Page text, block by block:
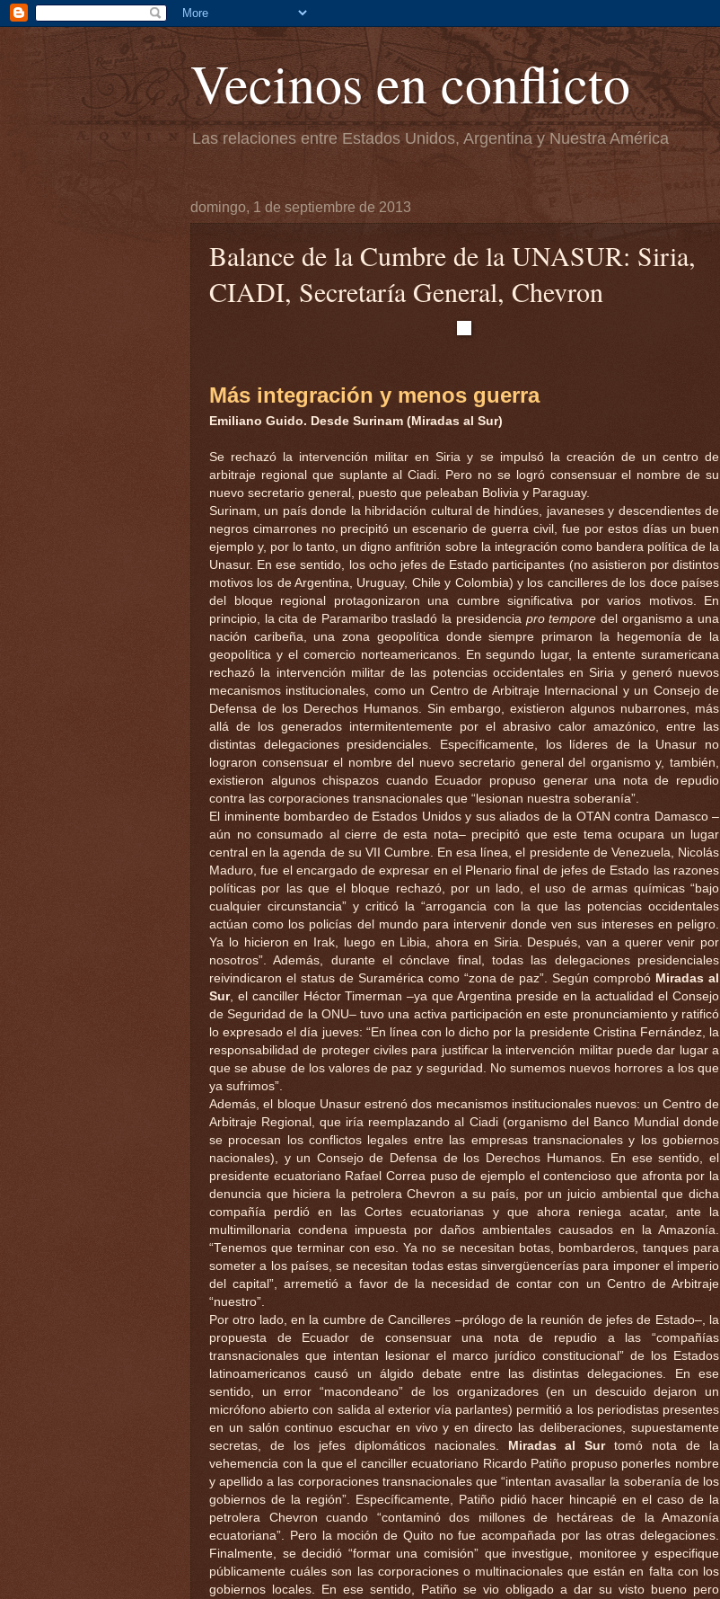
Vecinos en conflicto
Las relaciones entre Estados Unidos, Argentina y Nuestra América
domingo, 1 de septiembre de 2013
Balance de la Cumbre de la UNASUR: Siria,
CIADI, Secretaría General, Chevron
Más integración y menos guerra
Emiliano Guido. Desde Surinam (Miradas al Sur)
Se rechazó la intervención militar en Siria y se impulsó la creación de un centro de
arbitraje regional que suplante al Ciadi. Pero no se logró consensuar el nombre de su
nuevo secretario general, puesto que peleaban Bolivia y Paraguay.
Surinam, un país donde la hibridación cultural de hindúes, javaneses y descendientes de
negros cimarrones no precipitó un escenario de guerra civil, fue por estos días un buen
ejemplo y, por lo tanto, un digno anfitrión sobre la integración como bandera política de la
Unasur. En ese sentido, los ocho jefes de Estado participantes (no asistieron por distintos
motivos los de Argentina, Uruguay, Chile y Colombia) y los cancilleres de los doce países
del bloque regional protagonizaron una cumbre significativa por varios motivos. En
principio, la cita de Paramaribo trasladó la presidencia pro tempore del organismo a una
nación caribeña, una zona geopolítica donde siempre primaron la hegemonía de la
geopolítica y el comercio norteamericanos. En segundo lugar, la entente suramericana
rechazó la intervención militar de las potencias occidentales en Siria y generó nuevos
mecanismos institucionales, como un Centro de Arbitraje Internacional y un Consejo de
Defensa de los Derechos Humanos. Sin embargo, existieron algunos nubarrones, más
allá de los generados intermitentemente por el abrasivo calor amazónico, entre las
distintas delegaciones presidenciales. Específicamente, los líderes de la Unasur no
lograron consensuar el nombre del nuevo secretario general del organismo y, también,
existieron algunos chispazos cuando Ecuador propuso generar una nota de repudio
contra las corporaciones transnacionales que “lesionan nuestra soberanía”.
El inminente bombardeo de Estados Unidos y sus aliados de la OTAN contra Damasco –
aún no consumado al cierre de esta nota– precipitó que este tema ocupara un lugar
central en la agenda de su VII Cumbre. En esa línea, el presidente de Venezuela, Nicolás
Maduro, fue el encargado de expresar en el Plenario final de jefes de Estado las razones
políticas por las que el bloque rechazó, por un lado, el uso de armas químicas “bajo
cualquier circunstancia” y criticó la “arrogancia con la que las potencias occidentales
actúan como los policías del mundo para intervenir donde ven sus intereses en peligro.
Ya lo hicieron en Irak, luego en Libia, ahora en Siria. Después, van a querer venir por
nosotros”. Además, durante el cónclave final, todas las delegaciones presidenciales
reivindicaron el status de Suramérica como “zona de paz”. Según comprobó Miradas al
Sur, el canciller Héctor Timerman –ya que Argentina preside en la actualidad el Consejo
de Seguridad de la ONU– tuvo una activa participación en este pronunciamiento y ratificó
lo expresado el día jueves: “En línea con lo dicho por la presidente Cristina Fernández, la
responsabilidad de proteger civiles para justificar la intervención militar puede dar lugar a
que se abuse de los valores de paz y seguridad. No sumemos nuevos horrores a los que
ya sufrimos”.
Además, el bloque Unasur estrenó dos mecanismos institucionales nuevos: un Centro de
Arbitraje Regional, que iría reemplazando al Ciadi (organismo del Banco Mundial donde
se procesan los conflictos legales entre las empresas transnacionales y los gobiernos
nacionales), y un Consejo de Defensa de los Derechos Humanos. En ese sentido, el
presidente ecuatoriano Rafael Correa puso de ejemplo el contencioso que afronta por la
denuncia que hiciera la petrolera Chevron a su país, por un juicio ambiental que dicha
compañía perdió en las Cortes ecuatorianas y que ahora reniega acatar, ante la
multimillonaria condena impuesta por daños ambientales causados en la Amazonía.
“Tenemos que terminar con eso. Ya no se necesitan botas, bombarderos, tanques para
someter a los países, se necesitan todas estas sinvergüencerías para imponer el imperio
del capital”, arremetió a favor de la necesidad de contar con un Centro de Arbitraje
“nuestro”.
Por otro lado, en la cumbre de Cancilleres –prólogo de la reunión de jefes de Estado–, la
propuesta de Ecuador de consensuar una nota de repudio a las “compañías
transnacionales que intentan lesionar el marco jurídico constitucional” de los Estados
latinoamericanos causó un álgido debate entre las distintas delegaciones. En ese
sentido, un error “macondeano” de los organizadores (en un descuido dejaron un
micrófono abierto con salida al exterior vía parlantes) permitió a los periodistas presentes
en un salón continuo escuchar en vivo y en directo las deliberaciones, supuestamente
secretas, de los jefes diplomáticos nacionales.
Miradas al Surtomó nota de la
vehemencia con la que el canciller ecuatoriano Ricardo Patiño propuso ponerles nombre
y apellido a las corporaciones transnacionales que “intentan avasallar la soberanía de los
gobiernos de la región”. Específicamente, Patiño pidió hacer hincapié en el caso de la
petrolera Chevron cuando “contaminó dos millones de hectáreas de la Amazonía
ecuatoriana”. Pero la moción de Quito no fue acompañada por las otras delegaciones.
Finalmente, se decidió “formar una comisión” que investigue, monitoree y especifique
públicamente cuáles son las corporaciones o multinacionales que están en falta con los
gobiernos locales. En ese sentido, Patiño se vio obligado a dar su visto bueno pero